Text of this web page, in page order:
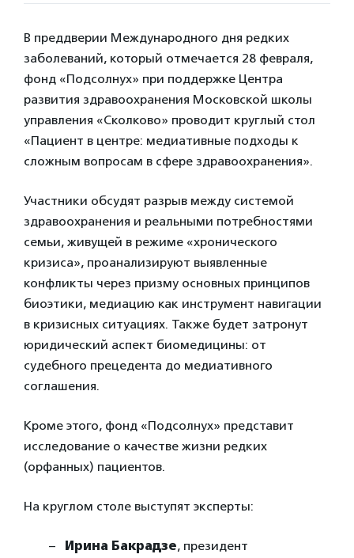
В преддверии Международного дня редких
заболеваний, который отмечается 28 февраля,
фонд «Подсолнух» при поддержке Центра
развития здравоохранения Московской школы
управления «Сколково» проводит круглый стол
«Пациент в центре: медиативные подходы к
сложным вопросам в сфере здравоохранения».
Участники обсудят разрыв между системой
здравоохранения и реальными потребностями
семьи, живущей в режиме «хронического
кризиса», проанализируют выявленные
конфликты через призму основных принципов
биоэтики, медиацию как инструмент навигации
в кризисных ситуациях. Также будет затронут
юридический аспект биомедицины: от
судебного прецедента до медиативного
соглашения.
Кроме этого, фонд «Подсолнух» представит
исследование о качестве жизни редких
(орфанных) пациентов.
На круглом столе выступят эксперты:
Ирина Бакрадзе, президент